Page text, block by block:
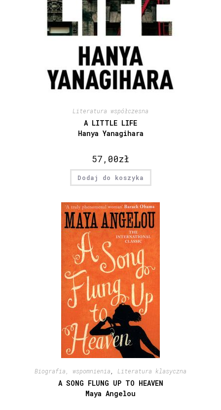
Literatura współczesna
A LITTLE LIFE
Hanya Yanagihara
57,00zł
Dodaj do koszyka
Biografia, wspomnienia Literatura klasyczna
A SONG FLUNG UP TO HEAVEN
Maya Angelou